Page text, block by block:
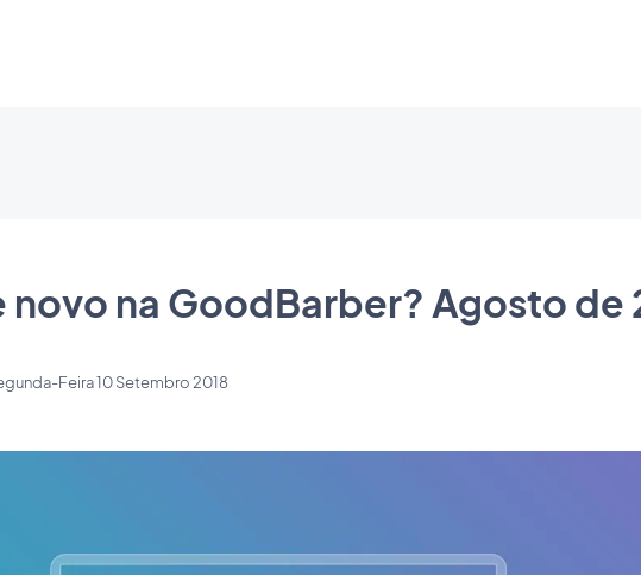
novo na GoodBarber? Agosto de
Feira 10 Setembro 2018